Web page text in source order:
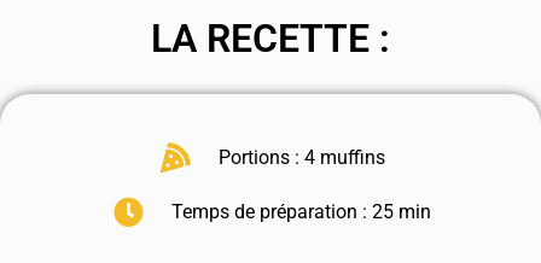
LA RECETTE :
Portions : 4 muffins
Temps de préparation : 25 min